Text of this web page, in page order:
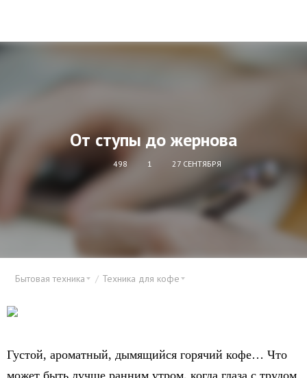
От ступы до жернова
498 1 27 СЕНТЯБРЯ
Бытовая техника Техника для кофе
Густой, ароматный, дымящийся горячий кофе… Что
может быть лучше ранним утром, когда глаза с трудом